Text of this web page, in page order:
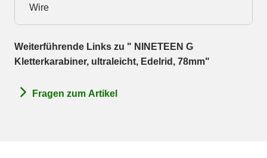
Wire
Weiterführende Links zu " NINETEEN G
Kletterkarabiner, ultraleicht, Edelrid, 78mm"
Fragen zum Artikel